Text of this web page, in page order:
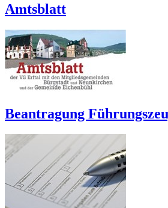
Amtsblatt
Beantragung